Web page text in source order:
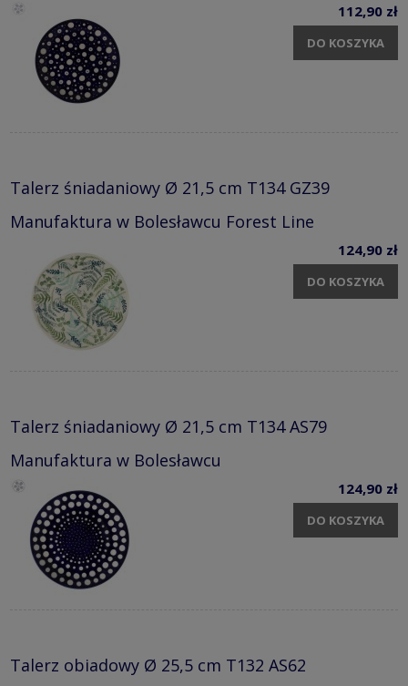
112,90 zł
DO KOSZYKA
Talerz śniadaniowy Ø 21,5 cm T134 GZ39
Manufaktura w Bolesławcu Forest Line
124,90 zł
DO KOSZYKA
Talerz śniadaniowy Ø 21,5 cm T134 AS79
Manufaktura w Bolesławcu
124,90 zł
DO KOSZYKA
Talerz obiadowy Ø 25,5 cm T132 AS62